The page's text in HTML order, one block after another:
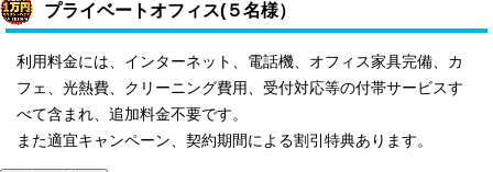
プライベートオフィス(５名様）
利用料金には、インターネット、電話機、オフィス家具完備、カ
フェ、光熱費、クリーニング費用、受付対応等の付帯サービスす
べて含まれ、追加料金不要です。
また適宜キャンペーン、契約期間による割引特典あります。